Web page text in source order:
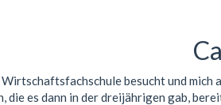
besucht und mich
die es dann in der dreijährigen gab,